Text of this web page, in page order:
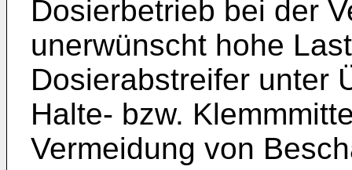
Dosierbetrieb bei der
unerwünscht hohe
Dosierabstreifer unter
Halte- bzw.
Vermeidung von